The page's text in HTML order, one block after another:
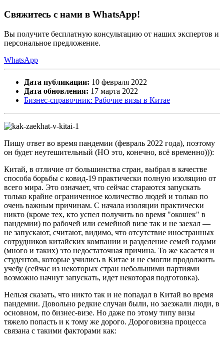
Свяжитесь с нами в WhatsApp!
Вы получите бесплатную консультацию от наших экспертов и
персональное предложение.
WhatsApp
Дата публикации: 10 февраля 2022
Дата обновления: 17 марта 2022
Бизнес-справочник: Рабочие визы в Китае
Пишу ответ во время пандемии (февраль 2022 года), поэтому
он будет неутешительный (НО это, конечно, всё временно))):
Китай, в отличие от большинства стран, выбрал в качестве
способа борьбы с ковид-19 практически полную изоляцию от
всего мира. Это означает, что сейчас стараются запускать
только крайне ограниченное количество людей и только по
очень важным причинам. С начала изоляции практически
никто (кроме тех, кто успел получить во время "окошек" в
пандемии) по рабочей или семейной визе так и не заехал —
не запускают, считают, видимо, что отсутствие иностранных
сотрудников китайских компании и разделение семей годами
(много и таких) это недостаточная причина. То же касается и
студентов, которые учились в Китае и не смогли продолжить
учебу (сейчас из некоторых стран небольшими партиями
возможно начнут запускать, идет некоторая подготовка).
Нельзя сказать, что никто так и не попадал в Китай во время
пандемии. Довольно редкие случаи были, но заезжали люди, в
основном, по бизнес-визе. Но даже по этому типу визы
тяжело попасть и к тому же дорого. Дороговизна процесса
связана с такими факторами как: